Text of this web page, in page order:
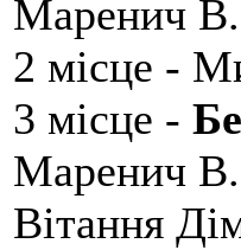
Маренич В.
2 місце -
3 місце -
Маренич
Вітання